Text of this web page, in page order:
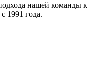
нашей команды к
1991 года.